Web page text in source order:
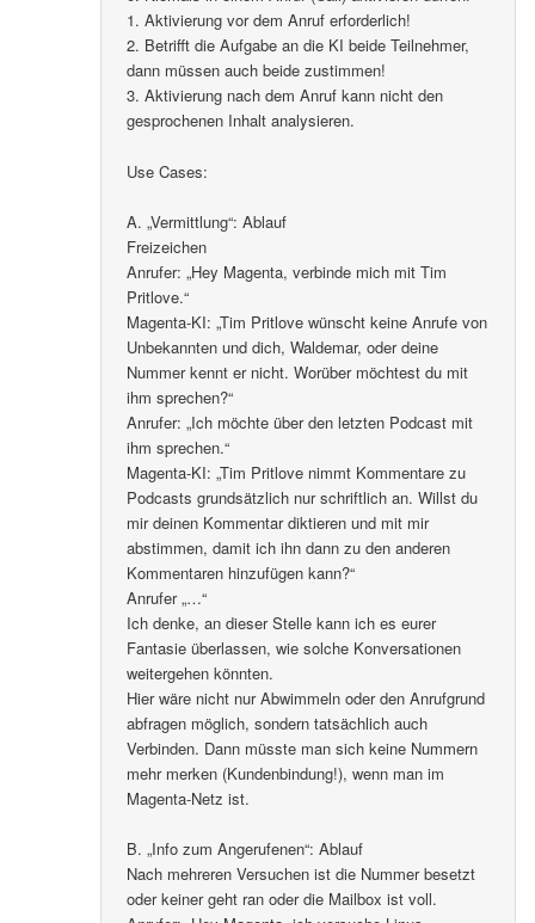
1. Aktivierung vor dem Anruf erforderlich!
2. Betrifft die Aufgabe an die KI beide Teilnehmer,
dann müssen auch beide zustimmen!
3. Aktivierung nach dem Anruf kann nicht den
gesprochenen Inhalt analysieren.
Use Cases:
A. „Vermittlung“: Ablauf
Freizeichen
Anrufer: „Hey Magenta, verbinde mich mit Tim
Pritlove.“
Magenta-KI: „Tim Pritlove wünscht keine Anrufe von
Unbekannten und dich, Waldemar, oder deine
Nummer kennt er nicht. Worüber möchtest du mit
ihm sprechen?“
Anrufer: „Ich möchte über den letzten Podcast mit
ihm sprechen.“
Magenta-KI: „Tim Pritlove nimmt Kommentare zu
Podcasts grundsätzlich nur schriftlich an. Willst du
mir deinen Kommentar diktieren und mit mir
abstimmen, damit ich ihn dann zu den anderen
Kommentaren hinzufügen kann?“
Anrufer „…“
Ich denke, an dieser Stelle kann ich es eurer
Fantasie überlassen, wie solche Konversationen
weitergehen könnten.
Hier wäre nicht nur Abwimmeln oder den Anrufgrund
abfragen möglich, sondern tatsächlich auch
Verbinden. Dann müsste man sich keine Nummern
mehr merken (Kundenbindung!), wenn man im
Magenta-Netz ist.
B. „Info zum Angerufenen“: Ablauf
Nach mehreren Versuchen ist die Nummer besetzt
oder keiner geht ran oder die Mailbox ist voll.